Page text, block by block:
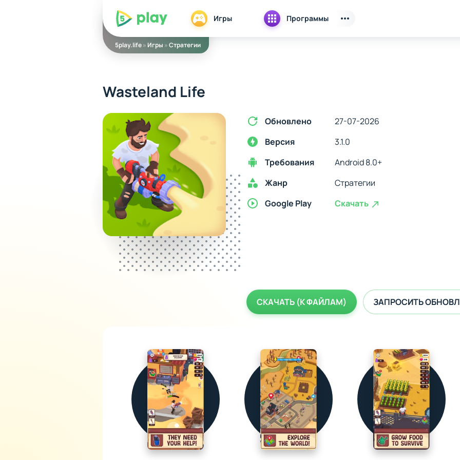
5play Игры Программы
5play.life»Игры »Стратегии
Wasteland Life
Обновлено
27-07-2026
Версия
3.1.0
Требования
Android 8.0+
Жанр
Стратегии
Google Play
Скачать
СКАЧАТЬ (К ФАЙЛАМ) ЗАПРОСИТЬ